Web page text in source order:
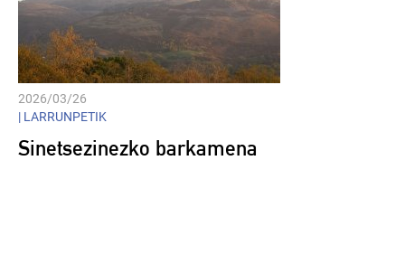
2026/03/26
| LARRUNPETIK
Sinetsezinezko barkamena